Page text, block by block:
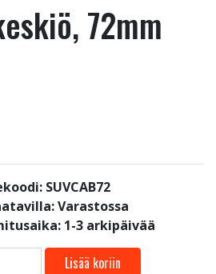
72mm
SUVCAB72
Varastossa
1-3 arkipäivää
Lisää koriin